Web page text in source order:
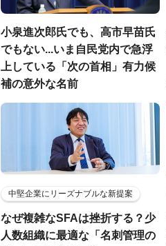
小泉進次郎氏でも、高市早苗氏
でもない...いま自民党内で急浮
上している「次の首相」有力候
補の意外な名前
中堅企業にリーズナブルな新提案
なぜ複雑なSFAは挫折する？少
人数組織に最適な「名刺管理の